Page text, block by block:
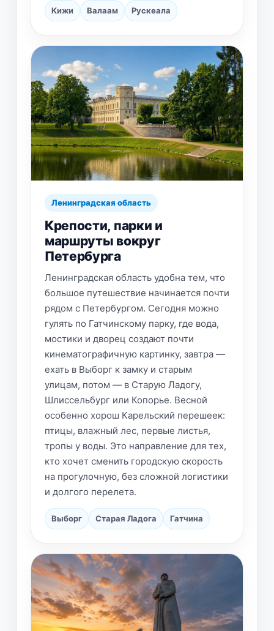
Кижи Валаам Рускеала
Ленинградская область
Крепости, парки и
маршруты вокруг
Петербурга
Ленинградская область удобна тем, что
большое путешествие начинается почти
рядом с Петербургом. Сегодня можно
гулять по Гатчинскому парку, где вода,
мостики и дворец создают почти
кинематографичную картинку, завтра —
ехать в Выборг к замку и старым
улицам, потом — в Старую Ладогу,
Шлиссельбург или Копорье. Весной
особенно хорош Карельский перешеек:
птицы, влажный лес, первые листья,
тропы у воды. Это направление для тех,
кто хочет сменить городскую скорость
на прогулочную, без сложной логистики
и долгого перелета.
Выборг Старая Ладога Гатчина